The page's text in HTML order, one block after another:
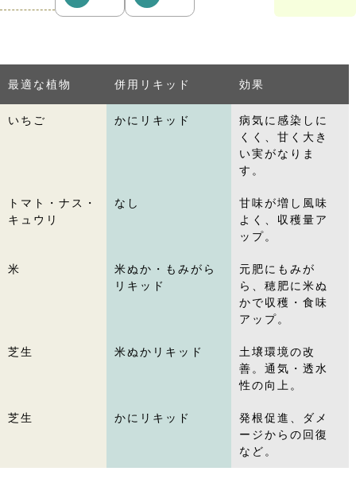
最適な植物 併用リキッド 効果
いちご かにリキッド
病気に感染しに
くく、甘く大き
い実がなりま
す。
トマト・ナス・
キュウリ
なし
甘味が増し風味
よく、収穫量ア
ップ。
米
米ぬか・もみがら
リキッド
元肥にもみが
ら、穂肥に米ぬ
かで収穫・食味
アップ。
芝生 米ぬかリキッド
土壌環境の改
善。通気・透水
性の向上。
芝生 かにリキッド
発根促進、ダメ
ージからの回復
など。